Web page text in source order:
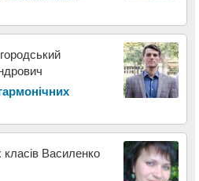
класів Василенко